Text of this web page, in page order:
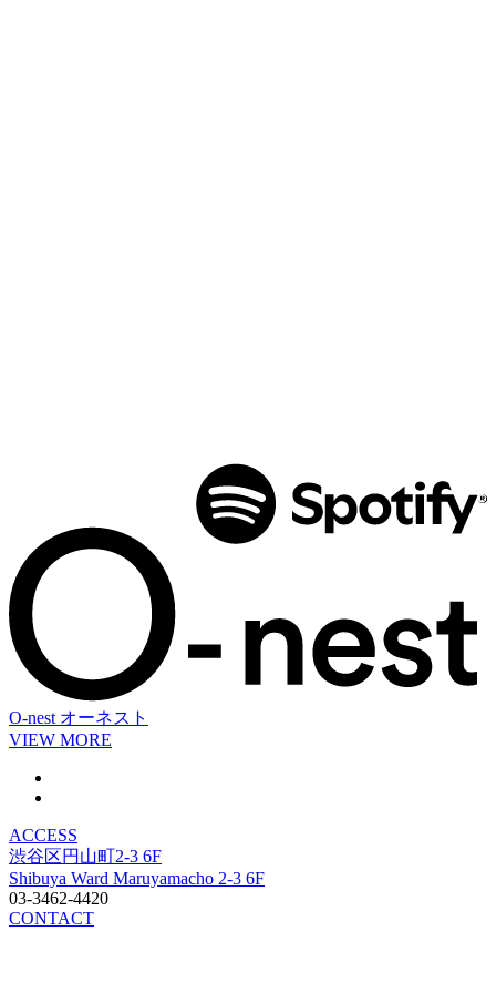
O-nest オーネスト
VIEW MORE
ACCESS
渋谷区円山町2-3 6F
Shibuya Ward Maruyamacho 2-3 6F
03-3462-4420
CONTACT